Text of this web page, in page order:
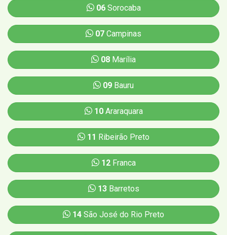
06Sorocaba
07 Campinas
08 Marília
09 Bauru
10Araraquara
11 Ribeirão Preto
12Franca
13Barretos
14 São José do Rio Preto